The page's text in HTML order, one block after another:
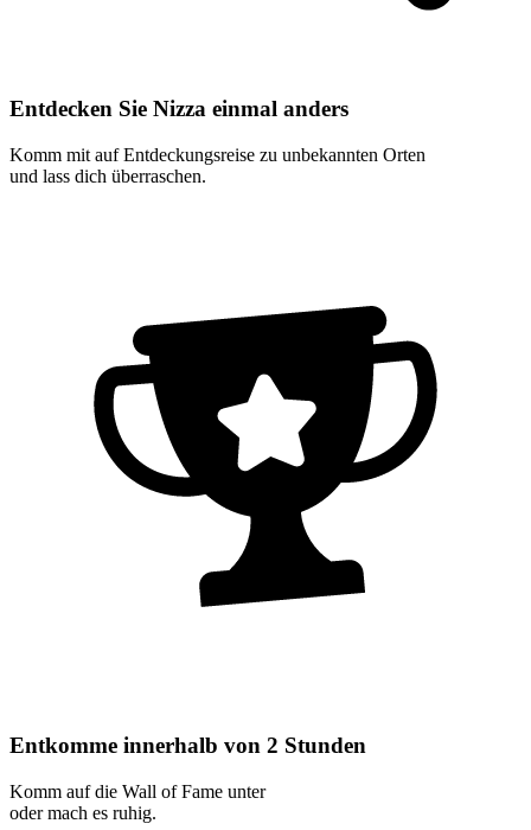
Entdecken Sie Nizza einmal anders
Komm mit auf Entdeckungsreise zu unbekannten Orten
und lass dich überraschen.
Entkomme innerhalb von 2 Stunden
Komm auf die Wall of Fame unter
oder mach es ruhig.